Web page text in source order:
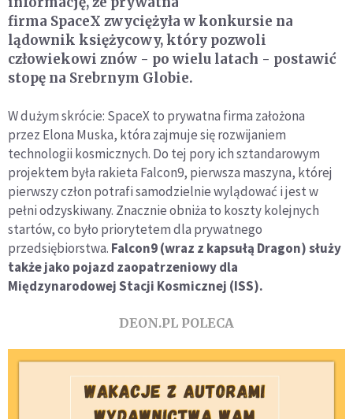
firma SpaceX zwyciężyła w konkursie na
lądownik księżycowy, który pozwoli
człowiekowi znów - po wielu latach - postawić
stopę na Srebrnym Globie.
W dużym skrócie: SpaceX to prywatna firma założona
przez Elona Muska, która zajmuje się rozwijaniem
technologii kosmicznych. Do tej pory ich sztandarowym
projektem była rakieta Falcon9, pierwsza maszyna, której
pierwszy człon potrafi samodzielnie wylądować i jest w
pełni odzyskiwany. Znacznie obniża to koszty kolejnych
startów, co było priorytetem dla prywatnego
przedsiębiorstwa. Falcon9 (wraz z kapsułą Dragon) służy
także jako pojazd zaopatrzeniowy dla
Międzynarodowej Stacji Kosmicznej (ISS).
DEON.PL POLECA